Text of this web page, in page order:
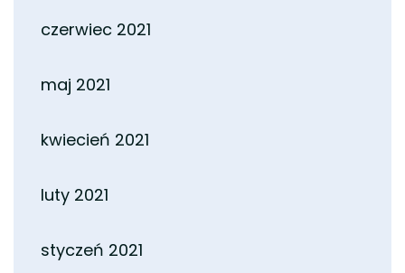
czerwiec 2021
maj 2021
kwiecień 2021
luty 2021
styczeń 2021